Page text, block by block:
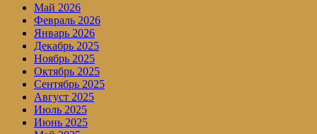
Май 2026
Февраль 2026
Январь 2026
Декабрь 2025
Ноябрь 2025
Октябрь 2025
Сентябрь 2025
Август 2025
Июль 2025
Июнь 2025